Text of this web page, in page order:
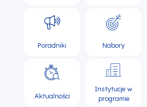
Poradniki Nabory
Aktualności
Instytucje w
programie